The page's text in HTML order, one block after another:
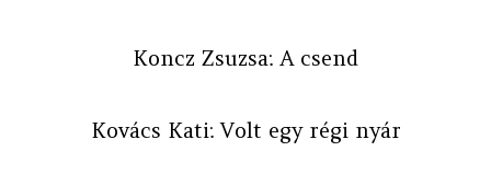
Koncz Zsuzsa: A csend
Kovács Kati: Volt egy régi nyár